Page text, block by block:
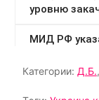
Категории: Д.Б.,